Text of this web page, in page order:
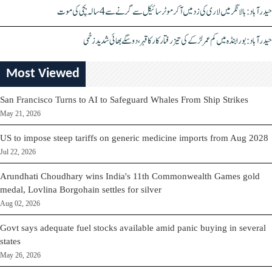
حیدرآباد: بالا نگر میں لاری کی زد میں آکر موٹرسائیکل سے گرنے سے 4 سالہ بچی کی موت
حیدرآباد: بورابنڈہ میں کم عمر لڑکے کی تیز رفتار کار کا قہر، دو سگے بھائی شدید زخمی
Most Viewed
San Francisco Turns to AI to Safeguard Whales From Ship Strikes
May 21, 2026
US to impose steep tariffs on generic medicine imports from Aug 2028
Jul 22, 2026
Arundhati Choudhary wins India's 11th Commonwealth Games gold
medal, Lovlina Borgohain settles for silver
Aug 02, 2026
Govt says adequate fuel stocks available amid panic buying in several
states
May 26, 2026